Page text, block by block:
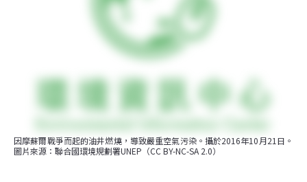
因摩蘇爾戰爭而起的油井燃燒，導致嚴重空氣污染。攝於2016年10月21日。
圖片來源：聯合國環境規劃署UNEP（CC BY-NC-SA 2.0）